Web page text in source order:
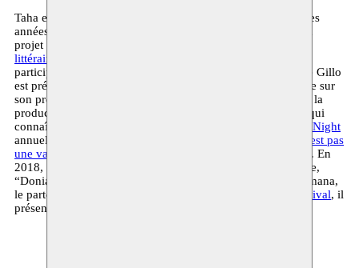
Taha et Moussem travaillent ensemble depuis de nombreuses
années. En 2013, il participe à un colloque dans le cadre du
projet
littéraire
participe au Felix Poetry Festival. La même année, Bye Bye Gillo
est présenté en première, une production du Moussem basée sur
son premier texte pour la scène. Taha participe également à la
production
(2015), une production pour la jeunesse qui
connaît un grand succès. En 2016, il sera l’invité de la
Sufi Night
annuelle. En 2017, Moussem et BOZAR présentent
Ceci n’est pas
une valise
, d’après le livre du même nom compilé par Taha. En
2018, il est chargé par Moussem d’écrire une nouvelle pièce,
“Donia”, et est en résidence en à la Maison d’ artistes Hammana,
le partenaire du Moussem au Liban. Pendant le
Masrah Festival, il
présente une conférence de Donia.